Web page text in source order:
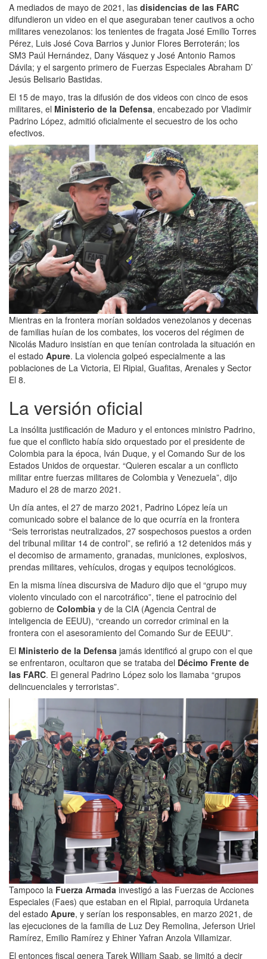
A mediados de mayo de 2021, las disidencias de las FARC
difundieron un video en el que aseguraban tener cautivos a ocho
militares venezolanos: los tenientes de fragata José Emilio Torres
Pérez, Luis José Cova Barrios y Junior Flores Berroterán; los
SM3 Paúl Hernández, Dany Vásquez y José Antonio Ramos
Dávila; y el sargento primero de Fuerzas Especiales Abraham D’
Jesús Belisario Bastidas.
El 15 de mayo, tras la difusión de dos videos con cinco de esos
militares, el Ministerio de la Defensa, encabezado por Vladimir
Padrino López, admitió oficialmente el secuestro de los ocho
efectivos.
Mientras en la frontera morían soldados venezolanos y decenas
de familias huían de los combates, los voceros del régimen de
Nicolás Maduro insistían en que tenían controlada la situación en
el estado Apure. La violencia golpeó especialmente a las
poblaciones de La Victoria, El Ripial, Guafitas, Arenales y Sector
El 8.
La versión oficial
La insólita justificación de Maduro y el entonces ministro Padrino,
fue que el conflicto había sido orquestado por el presidente de
Colombia para la época, Iván Duque, y el Comando Sur de los
Estados Unidos de orquestar. “Quieren escalar a un conflicto
militar entre fuerzas militares de Colombia y Venezuela”, dijo
Maduro el 28 de marzo 2021.
Un día antes, el 27 de marzo 2021, Padrino López leía un
comunicado sobre el balance de lo que ocurría en la frontera
“Seis terroristas neutralizados, 27 sospechosos puestos a orden
del tribunal militar 14 de control”, se refirió a 12 detenidos más y
el decomiso de armamento, granadas, municiones, explosivos,
prendas militares, vehículos, drogas y equipos tecnológicos.
En la misma línea discursiva de Maduro dijo que el “grupo muy
violento vinculado con el narcotráfico”, tiene el patrocinio del
gobierno de Colombia y de la CIA (Agencia Central de
inteligencia de EEUU), “creando un corredor criminal en la
frontera con el asesoramiento del Comando Sur de EEUU”.
El Ministerio de la Defensa jamás identificó al grupo con el que
se enfrentaron, ocultaron que se trataba del Décimo Frente de
las FARC. El general Padrino López solo los llamaba “grupos
delincuenciales y terroristas”.
Tampoco la Fuerza Armada investigó a las Fuerzas de Acciones
Especiales (Faes) que estaban en el Ripial, parroquia Urdaneta
del estado Apure, y serían los responsables, en marzo 2021, de
las ejecuciones de la familia de Luz Dey Remolina, Jeferson Uriel
Ramírez, Emilio Ramírez y Ehiner Yafran Anzola Villamizar.
El entonces fiscal genera Tarek William Saab, se limitó a decir